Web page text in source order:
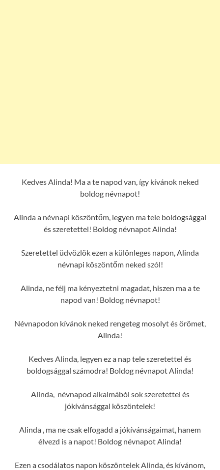
Kedves Alinda! Ma a te napod van, így kívánok neked
boldog névnapot!
Alinda a névnapi köszöntőm, legyen ma tele boldogsággal
és szeretettel! Boldog névnapot Alinda!
Szeretettel üdvözlök ezen a különleges napon, Alinda
névnapi köszöntőm neked szól!
Alinda, ne félj ma kényeztetni magadat, hiszen ma a te
napod van! Boldog névnapot!
Névnapodon kívánok neked rengeteg mosolyt és örömet,
Alinda!
Kedves Alinda, legyen ez a nap tele szeretettel és
boldogsággal számodra! Boldog névnapot Alinda!
Alinda, névnapod alkalmából sok szeretettel és
jókívánsággal köszöntelek!
Alinda , ma ne csak elfogadd a jókívánságaimat, hanem
élvezd is a napot! Boldog névnapot Alinda!
Ezen a csodálatos napon köszöntelek Alinda, és kívánom,